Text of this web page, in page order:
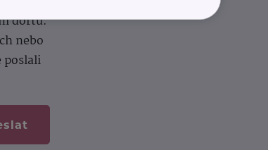
dortu.
nebo
poslali